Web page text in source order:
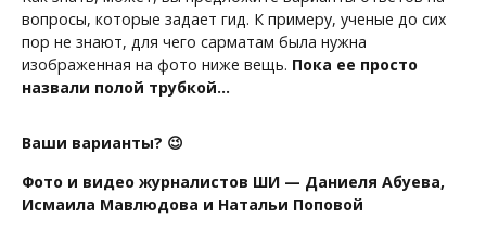
вопросы, которые задает гид. К примеру, ученые до сих
пор не знают, для чего сарматам была нужна
изображенная на фото ниже вещь. Пока ее просто
назвали полой трубкой…
Ваши варианты? 😉
Фото и видео журналистов ШИ — Даниеля Абуева,
Исмаила Мавлюдова и Натальи Поповой